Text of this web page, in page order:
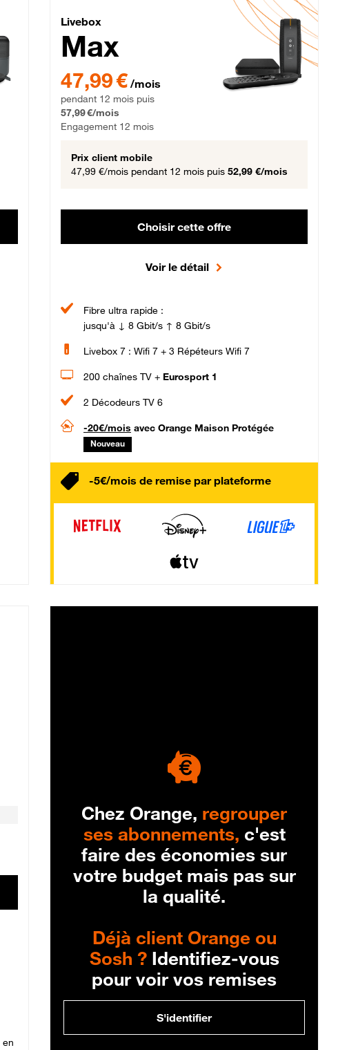
Engagement 12 mois
Livebox Max Fibre
Livebox
Max
47,99 € par mois pendant 12 mois puis 57,99 € par mois,
47,99 € /mois
pendant 12 mois puis
57,99 €/mois
Engagement 12 mois
Prix client mobile
47,99 €/mois pendant 12 mois puis 52,99 €/mois
Choisir cette offre
Voir le détail
Fibre ultra rapide :
jusqu'à ↓ 8 Gbit/s ↑ 8 Gbit/s
Livebox 7 : Wifi 7 + 3 Répéteurs Wifi 7
200 chaînes TV + Eurosport 1
2 Décodeurs TV 6
-20€/mois avec Orange Maison Protégée
Nouveau
-5€/mois de remise par plateforme
en
Chez Orange, regrouper
ses abonnements, c'est
faire des économies sur
votre budget mais pas sur
la qualité.
Déjà client Orange ou
Sosh ?Identifiez-vous
pour voir vos remises
S'identifier